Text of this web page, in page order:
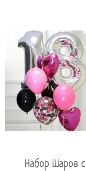
Набор Шаров с